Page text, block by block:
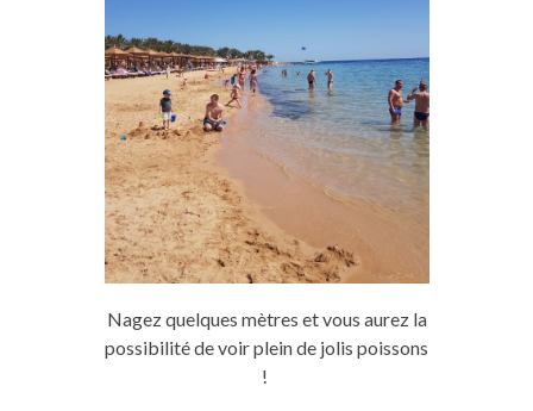
Nagez quelques mètres et vous aurez la
possibilité de voir plein de jolis poissons
!